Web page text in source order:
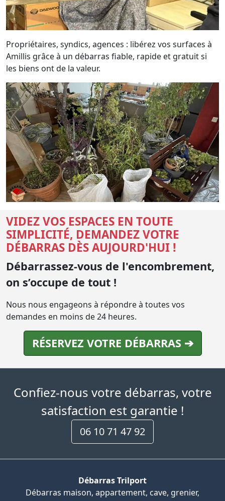
Propriétaires, syndics, agences : libérez vos surfaces à
Amillis grâce à un débarras fiable, rapide et gratuit si
les biens ont de la valeur.
VIDEZ VOS ESPACES EN TOUTE
SIMPLICITÉ, DEMANDEZ VOTRE
DÉBARRAS DÈS AUJOURD'HUI !
Débarrassez-vous de l'encombrement,
on s’occupe de tout !
Nous nous engageons à répondre à toutes vos
demandes en moins de 24 heures.
RÉSERVEZ VOTRE DÉBARRAS ➔
Confiez-nous votre débarras, votre
satisfaction est garantie !
06 10 71 47 92
Débarras Trilport
Débarras maison, appartement, cave, grenier,